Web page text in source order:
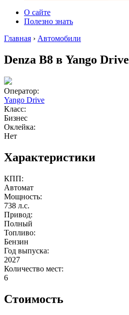
О сайте
Полезно знать
Главная › Автомобили
Denza B8 в Yango Drive
Оператор:
Yango Drive
Класс:
Бизнес
Оклейка:
Нет
Характеристики
КПП:
Автомат
Мощность:
738 л.с.
Привод:
Полный
Топливо:
Бензин
Год выпуска:
2027
Количество мест:
6
Стоимость